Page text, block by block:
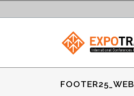
FOOTER25_WEB